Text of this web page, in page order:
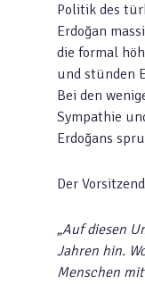
Politik des
Erdoğan
die formal
und stünden
Bei den
Sympathie
Erdoğans
Der
„Auf diesen
Jahren hin.
Menschen